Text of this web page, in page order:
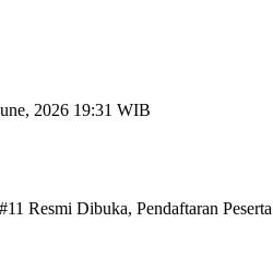
2026 19:31 WIB
Resmi Dibuka, Pendaftaran